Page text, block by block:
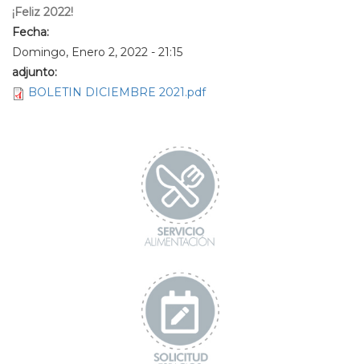
¡Feliz 2022!
Fecha:
Domingo, Enero 2, 2022 - 21:15
adjunto:
BOLETIN DICIEMBRE 2021.pdf